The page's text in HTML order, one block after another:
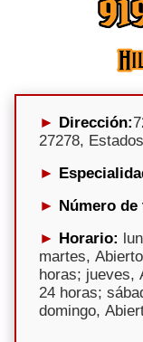
Dirección:
27278,
Número
Horario:
martes,
horas; jueves,
24 horas;
domingo,